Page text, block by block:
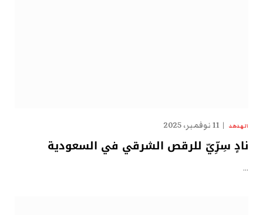
الهدهد 11 نوفمبر، 2025
نادٍ سِرِّيّ للرقص الشرقي في السعودية
…